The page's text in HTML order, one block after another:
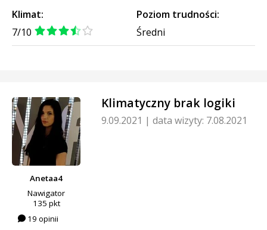
Klimat:
7/10
Poziom trudności:
Średni
Anetaa4
Nawigator
135 pkt
19 opinii
Klimatyczny brak logiki
9.09.2021 | data wizyty: 7.08.2021